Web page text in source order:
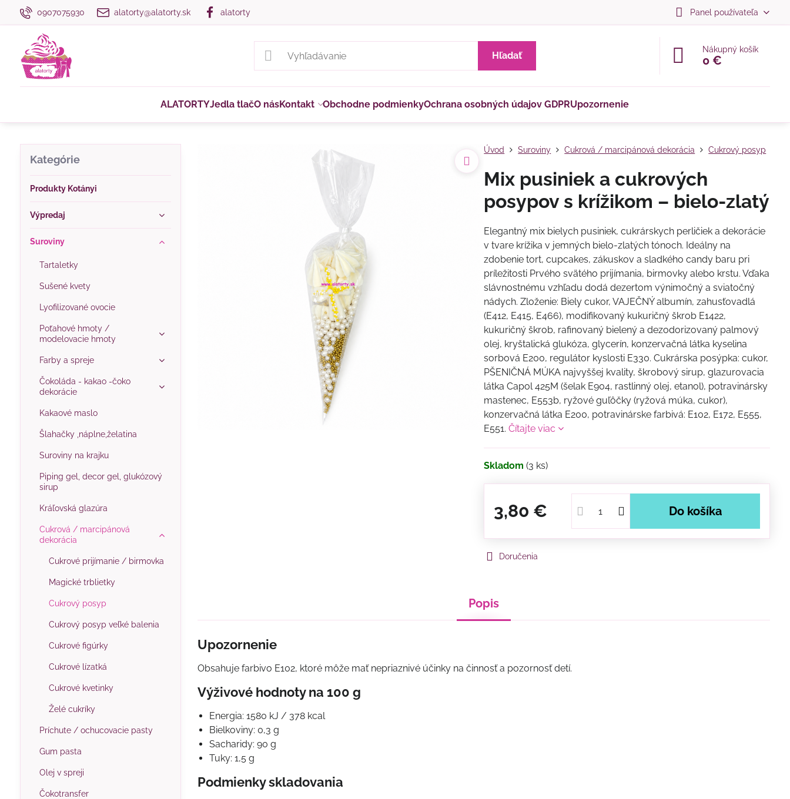
0907075930 alatorty@alatorty.sk alatorty Panel používateľa
Hľadať
Nákupný košík
0 €
ALATORTYJedla tlačO násKontakt Obchodne podmienkyOchrana osobných údajov GDPRUpozornenie
Úvod Suroviny Cukrová / marcipánová dekorácia Cukrový posyp
Mix pusiniek a cukrových
posypov s krížikom – bielo-zlatý
Elegantný mix bielych pusiniek, cukrárskych perličiek a dekorácie
v tvare krížika v jemných bielo-zlatých tónoch. Ideálny na
zdobenie tort, cupcakes, zákuskov a sladkého candy baru pri
príležitosti Prvého svätého prijímania, birmovky alebo krstu. Vďaka
slávnostnému vzhľadu dodá dezertom výnimočný a sviatočný
nádych. Zloženie: Biely cukor, VAJEČNÝ albumín, zahusťovadlá
(E412, E415, E466), modifikovaný kukuričný škrob E1422,
kukuričný škrob, rafinovaný bielený a dezodorizovaný palmový
olej, kryštalická glukóza, glycerín, konzervačná látka kyselina
sorbová E200, regulátor kyslosti E330. Cukrárska posýpka: cukor,
PŠENIČNÁ MÚKA najvyššej kvality, škrobový sirup, glazurovacia
látka Capol 425M (šelak E904, rastlinný olej, etanol), potravinársky
mastenec, E553b, ryžové guľôčky (ryžová múka, cukor),
konzervačná látka E200, potravinárske farbivá: E102, E172, E555,
E551.Čítajte viac
Skladom(3 ks)
3,80 € Do košíka
Doručenia
Popis
Upozornenie
Obsahuje farbivo E102, ktoré môže mať nepriaznivé účinky na činnosť a pozornosť detí.
Výživové hodnoty na 100 g
Energia: 1580 kJ / 378 kcal
Bielkoviny: 0,3 g
Sacharidy: 90 g
Tuky: 1,5 g
Podmienky skladovania
Kategórie
Produkty Kotányi
Výpredaj
Suroviny
Tartaletky
Sušené kvety
Lyofilizované ovocie
Poťahové hmoty /
modelovacie hmoty
Farby a spreje
Čokoláda - kakao -čoko
dekorácie
Kakaové maslo
Šlahačky ,náplne,želatina
Suroviny na krajku
Piping gel, decor gel, glukózový
sirup
Kráľovská glazúra
Cukrová / marcipánová
dekorácia
Cukrové prijímanie / birmovka
Magické trblietky
Cukrový posyp
Cukrový posyp veľké balenia
Cukrové figúrky
Cukrové lízatká
Cukrové kvetinky
Želé cukríky
Príchute / ochucovacie pasty
Gum pasta
Olej v spreji
Čokotransfer